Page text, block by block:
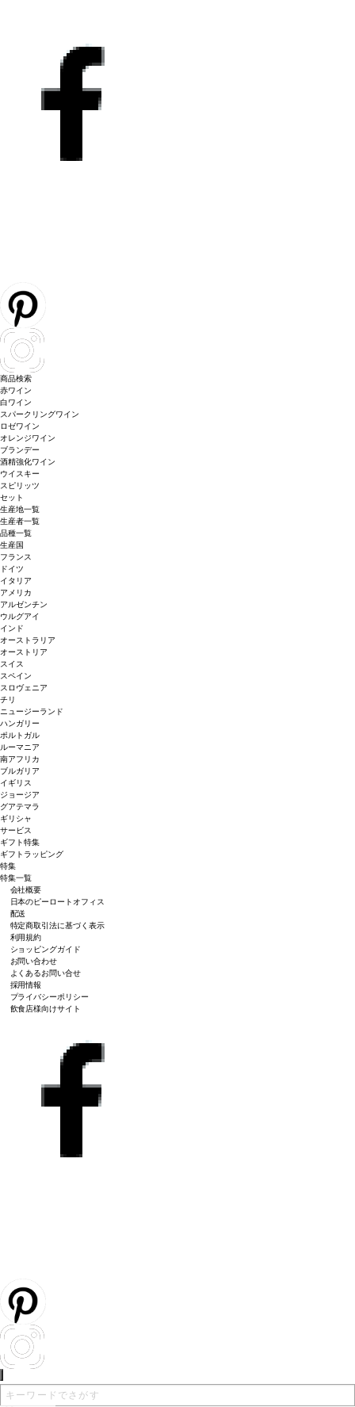
商品検索
赤ワイン
白ワイン
スパークリングワイン
ロゼワイン
オレンジワイン
ブランデー
酒精強化ワイン
ウイスキー
スピリッツ
セット
生産地一覧
生産者一覧
品種一覧
生産国
フランス
ドイツ
イタリア
アメリカ
アルゼンチン
ウルグアイ
インド
オーストラリア
オーストリア
スイス
スペイン
スロヴェニア
チリ
ニュージーランド
ハンガリー
ポルトガル
ルーマニア
南アフリカ
ブルガリア
イギリス
ジョージア
グアテマラ
ギリシャ
サービス
ギフト特集
ギフトラッピング
特集
特集一覧
会社概要
日本のピーロートオフィス
配送
特定商取引法に基づく表示
利用規約
ショッピングガイド
お問い合わせ
よくあるお問い合せ
採用情報
プライバシーポリシー
飲食店様向けサイト